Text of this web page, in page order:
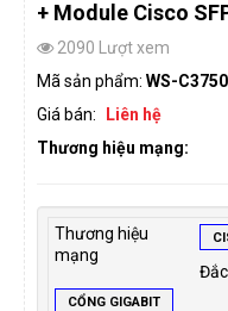
+ Module Cisco
2090 Lượt xem
Mã sản phẩm: WS-
Giá bán:
Liên hệ
Thương hiệu mạng:
Thương hiệu
mạng
CỔNG GIGABIT